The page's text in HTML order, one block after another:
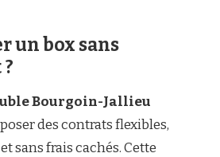
un box sans
Bourgoin-Jallieu
des contrats flexibles,
sans frais cachés. Cette